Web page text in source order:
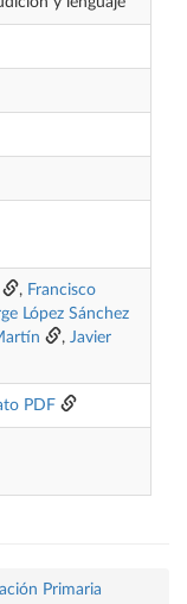
, Francisco
López Sánchez
, Javier
PDF
Primaria